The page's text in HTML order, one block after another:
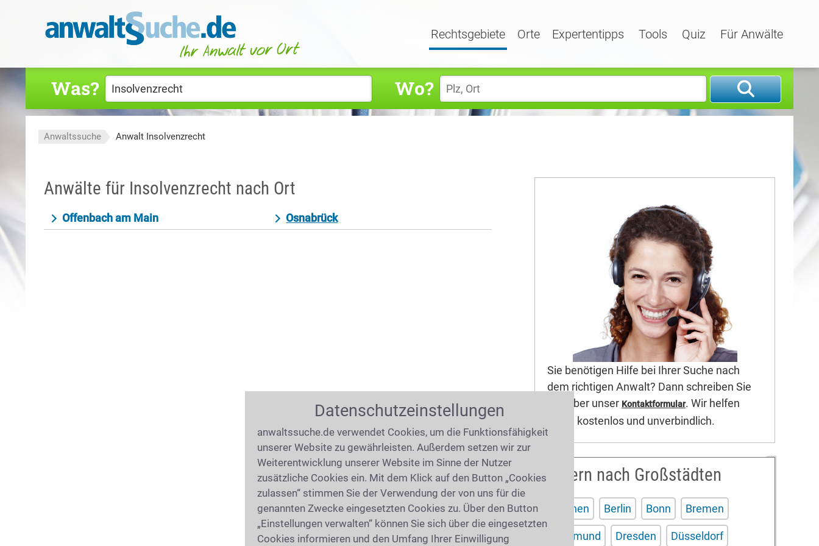
Rechtsgebiete Orte Expertentipps Tools Quiz Für Anwälte
Was? Wo?
Anwaltssuche Anwalt Insolvenzrecht
Anwälte für Insolvenzrecht nach Ort
Offenbach am Main Osnabrück
Sie benötigen Hilfe bei Ihrer Suche nach
dem richtigen Anwalt? Dann schreiben Sie
uns über unser Kontaktformular. Wir helfen
Ihnen kostenlos und unverbindlich.
Filtern nach Großstädten
Aachen Berlin Bonn Bremen
Dortmund Dresden Düsseldorf
Datenschutzeinstellungen
anwaltssuche.de verwendet Cookies, um die Funktionsfähigkeit
unserer Website zu gewährleisten. Außerdem setzen wir zur
Weiterentwicklung unserer Website im Sinne der Nutzer
zusätzliche Cookies ein. Mit dem Klick auf den Button „Cookies
zulassen“ stimmen Sie der Verwendung der von uns für die
genannten Zwecke eingesetzten Cookies zu. Über den Button
„Einstellungen verwalten“ können Sie sich über die eingesetzten
Cookies informieren und den Umfang Ihrer Einwilligung